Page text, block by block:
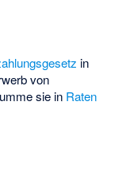
in
von
sie in Raten